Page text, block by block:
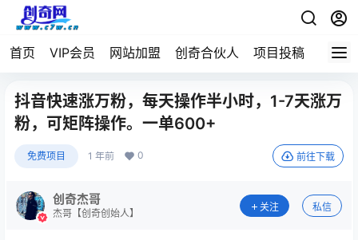
首页 VIP会员 网站加盟 创奇合伙人 项目投稿
抖音快速涨万粉，每天操作半小时，1-7天涨万
粉，可矩阵操作。一单600+
免费项目 1 年前 0 前往下载
创奇杰哥
杰哥【创奇创始人】
关注 私信